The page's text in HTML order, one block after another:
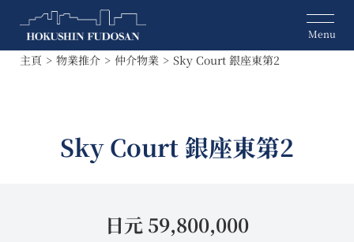
主頁 物業推介 仲介物業 Sky Court 銀座東第2
Sky Court 銀座東第2
日元 59,800,000